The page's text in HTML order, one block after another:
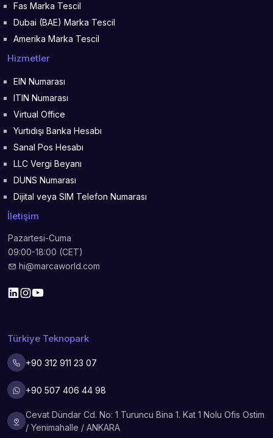
Fas Marka Tescil
Dubai (BAE) Marka Tescil
Amerika Marka Tescil
Hizmetler
EIN Numarası
ITIN Numarası
Virtual Office
Yurtıdışı Banka Hesabı
Sanal Pos Hesabı
LLC Vergi Beyanı
DUNS Numarası
Dijital veya SIM Telefon Numarası
İletişim
Pazartesi-Cuma
09:00-18:00 (CET)
hi@marcaworld.com
Türkiye Teknopark
+90 312 911 23 07
+90 507 406 44 98
Cevat Dündar Cd. No: 1 Turuncu Bina 1. Kat 1 Nolu Ofis Ostim
/ Yenimahalle / ANKARA